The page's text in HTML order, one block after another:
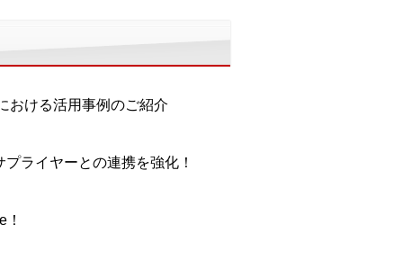
おける活用事例のご紹介
ライヤーとの連携を強化！